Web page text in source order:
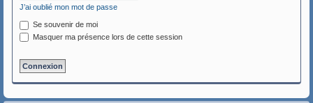
J’ai oublié mon mot de passe
Se souvenir de moi
Masquer ma présence lors de cette session